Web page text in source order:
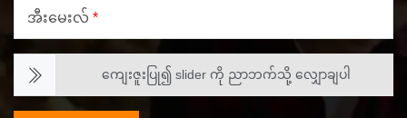
အီးမေးလ် *
ကျေးဇူးပြု၍ slider ကို ညာဘက်သို့ လျှောချပါ